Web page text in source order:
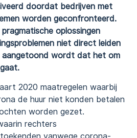
doordat bedrijven met
worden geconfronteerd.
oplossingen
niet direct leiden
wordt dat het om
2020 maatregelen waarbij
de huur niet konden betalen
worden gezet.
rechters